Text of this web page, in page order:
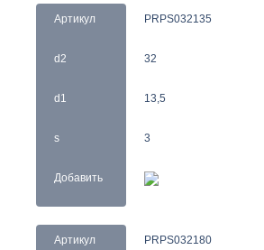
Артикул
d2
d1
s
Добавить
PRPS032135
32
13,5
3
Артикул PRPS032180